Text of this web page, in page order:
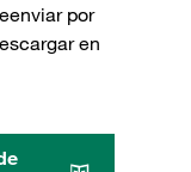
por
en